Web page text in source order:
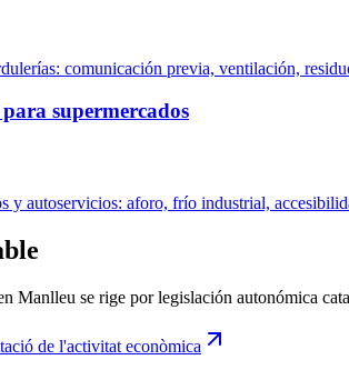
comunicación previa, ventilación,
supermercados
y autoservicios: aforo, frío industrial,
Manlleu se rige por legislación autonómica
de l'activitat econòmica